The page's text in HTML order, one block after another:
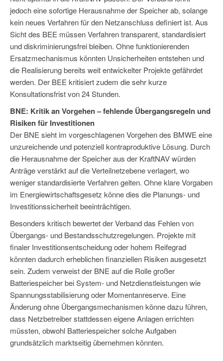
jedoch eine sofortige Herausnahme der Speicher ab, solange
kein neues Verfahren für den Netzanschluss definiert ist. Aus
Sicht des BEE müssen Verfahren transparent, standardisiert
und diskriminierungsfrei bleiben. Ohne funktionierenden
Ersatzmechanismus könnten Unsicherheiten entstehen und
die Realisierung bereits weit entwickelter Projekte gefährdet
werden. Der BEE kritisiert zudem die sehr kurze
Konsultationsfrist von 24 Stunden.
BNE: Kritik an Vorgehen – fehlende Übergangsregeln und
Risiken für Investitionen
Der BNE sieht im vorgeschlagenen Vorgehen des BMWE eine
unzureichende und potenziell kontraproduktive Lösung. Durch
die Herausnahme der Speicher aus der KraftNAV würden
Anträge verstärkt auf die Verteilnetzebene verlagert, wo
weniger standardisierte Verfahren gelten. Ohne klare Vorgaben
im Energiewirtschaftsgesetz könne dies die Planungs- und
Investitionssicherheit beeinträchtigen.
Besonders kritisch bewertet der Verband das Fehlen von
Übergangs- und Bestandsschutzregelungen. Projekte mit
finaler Investitionsentscheidung oder hohem Reifegrad
könnten dadurch erheblichen finanziellen Risiken ausgesetzt
sein. Zudem verweist der BNE auf die Rolle großer
Batteriespeicher bei System- und Netzdienstleistungen wie
Spannungsstabilisierung oder Momentanreserve. Eine
Änderung ohne Übergangsmechanismen könne dazu führen,
dass Netzbetreiber stattdessen eigene Anlagen errichten
müssten, obwohl Batteriespeicher solche Aufgaben
grundsätzlich marktseitig übernehmen könnten.